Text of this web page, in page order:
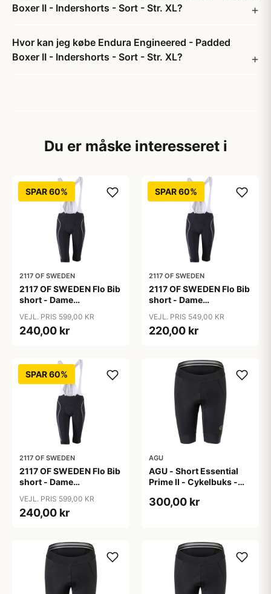
Boxer II - Indershorts - Sort - Str. XL?
Hvor kan jeg købe Endura Engineered - Padded
Boxer II - Indershorts - Sort - Str. XL?
Du er måske interesseret i
SPAR 60%
2117 OF SWEDEN
2117 OF SWEDEN Flo Bib
short - Dame
Sort - Str. 36
VEJL. PRIS 599,00 KR
240,00 kr
SPAR 60%
2117 OF SWEDEN
2117 OF SWEDEN Flo Bib
short - Dame
Sort - Str. 38
VEJL. PRIS 549,00 KR
220,00 kr
SPAR 60%
2117 OF SWEDEN
2117 OF SWEDEN Flo Bib
short - Dame
Sort - Str. 40
VEJL. PRIS 599,00 KR
240,00 kr
AGU
AGU - Short Essential
Prime II - Cykelbuks -
300,00 kr